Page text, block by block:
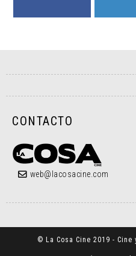
CONTACTO
web@lacosacine.com
© La Cosa Cine 2019 -